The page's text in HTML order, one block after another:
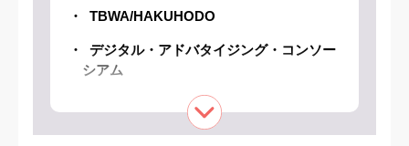
TBWA/HAKUHODO
デジタル・アドバタイジング・コンソー
シアム
株式会社デジタルアイデンティティ
トランスコスモス株式会社